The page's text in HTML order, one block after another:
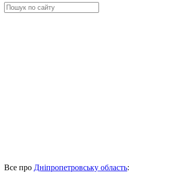
Все про Дніпропетровську область: